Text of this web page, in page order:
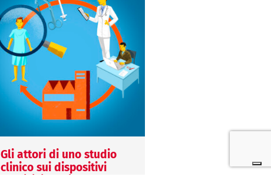
Gli attori di uno studio
clinico sui dispositivi
è stato scritto da